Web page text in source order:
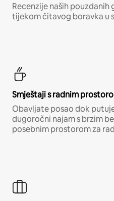
Recenzije naših pouzdanih
tijekom čitavog boravka u
Smještaji s radnim
Obavljate posao dok
dugoročni najam s brzim
posebnim prostorom za